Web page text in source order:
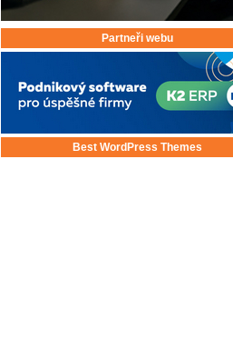
Partneři webu
Best WordPress Themes